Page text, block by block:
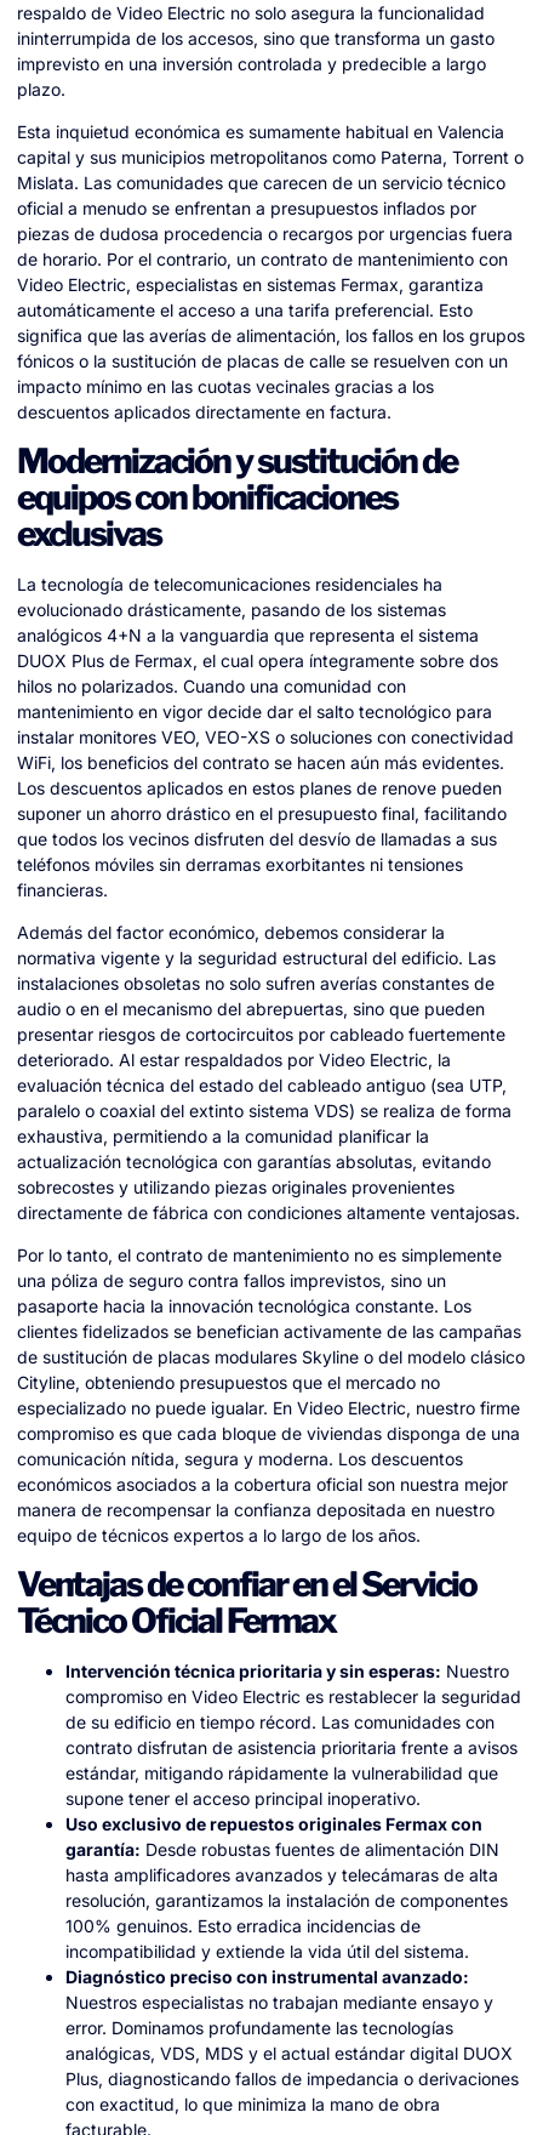
respaldo de Video Electric no solo asegura la funcionalidad
ininterrumpida de los accesos, sino que transforma un gasto
imprevisto en una inversión controlada y predecible a largo
plazo.
Esta inquietud económica es sumamente habitual en Valencia
capital y sus municipios metropolitanos como Paterna, Torrent o
Mislata. Las comunidades que carecen de un servicio técnico
oficial a menudo se enfrentan a presupuestos inflados por
piezas de dudosa procedencia o recargos por urgencias fuera
de horario. Por el contrario, un contrato de mantenimiento con
Video Electric, especialistas en sistemas Fermax, garantiza
automáticamente el acceso a una tarifa preferencial. Esto
significa que las averías de alimentación, los fallos en los grupos
fónicos o la sustitución de placas de calle se resuelven con un
impacto mínimo en las cuotas vecinales gracias a los
descuentos aplicados directamente en factura.
Modernización y sustitución de
equipos con bonificaciones
exclusivas
La tecnología de telecomunicaciones residenciales ha
evolucionado drásticamente, pasando de los sistemas
analógicos 4+N a la vanguardia que representa el sistema
DUOX Plus de Fermax, el cual opera íntegramente sobre dos
hilos no polarizados. Cuando una comunidad con
mantenimiento en vigor decide dar el salto tecnológico para
instalar monitores VEO, VEO-XS o soluciones con conectividad
WiFi, los beneficios del contrato se hacen aún más evidentes.
Los descuentos aplicados en estos planes de renove pueden
suponer un ahorro drástico en el presupuesto final, facilitando
que todos los vecinos disfruten del desvío de llamadas a sus
teléfonos móviles sin derramas exorbitantes ni tensiones
financieras.
Además del factor económico, debemos considerar la
normativa vigente y la seguridad estructural del edificio. Las
instalaciones obsoletas no solo sufren averías constantes de
audio o en el mecanismo del abrepuertas, sino que pueden
presentar riesgos de cortocircuitos por cableado fuertemente
deteriorado. Al estar respaldados por Video Electric, la
evaluación técnica del estado del cableado antiguo (sea UTP,
paralelo o coaxial del extinto sistema VDS) se realiza de forma
exhaustiva, permitiendo a la comunidad planificar la
actualización tecnológica con garantías absolutas, evitando
sobrecostes y utilizando piezas originales provenientes
directamente de fábrica con condiciones altamente ventajosas.
Por lo tanto, el contrato de mantenimiento no es simplemente
una póliza de seguro contra fallos imprevistos, sino un
pasaporte hacia la innovación tecnológica constante. Los
clientes fidelizados se benefician activamente de las campañas
de sustitución de placas modulares Skyline o del modelo clásico
Cityline, obteniendo presupuestos que el mercado no
especializado no puede igualar. En Video Electric, nuestro firme
compromiso es que cada bloque de viviendas disponga de una
comunicación nítida, segura y moderna. Los descuentos
económicos asociados a la cobertura oficial son nuestra mejor
manera de recompensar la confianza depositada en nuestro
equipo de técnicos expertos a lo largo de los años.
Ventajas de confiar en el Servicio
Técnico Oficial Fermax
Intervención técnica prioritaria y sin esperas: Nuestro
compromiso en Video Electric es restablecer la seguridad
de su edificio en tiempo récord. Las comunidades con
contrato disfrutan de asistencia prioritaria frente a avisos
estándar, mitigando rápidamente la vulnerabilidad que
supone tener el acceso principal inoperativo.
Uso exclusivo de repuestos originales Fermax con
garantía: Desde robustas fuentes de alimentación DIN
hasta amplificadores avanzados y telecámaras de alta
resolución, garantizamos la instalación de componentes
100% genuinos. Esto erradica incidencias de
incompatibilidad y extiende la vida útil del sistema.
Diagnóstico preciso con instrumental avanzado:
Nuestros especialistas no trabajan mediante ensayo y
error. Dominamos profundamente las tecnologías
analógicas, VDS, MDS y el actual estándar digital DUOX
Plus, diagnosticando fallos de impedancia o derivaciones
con exactitud, lo que minimiza la mano de obra
facturable.